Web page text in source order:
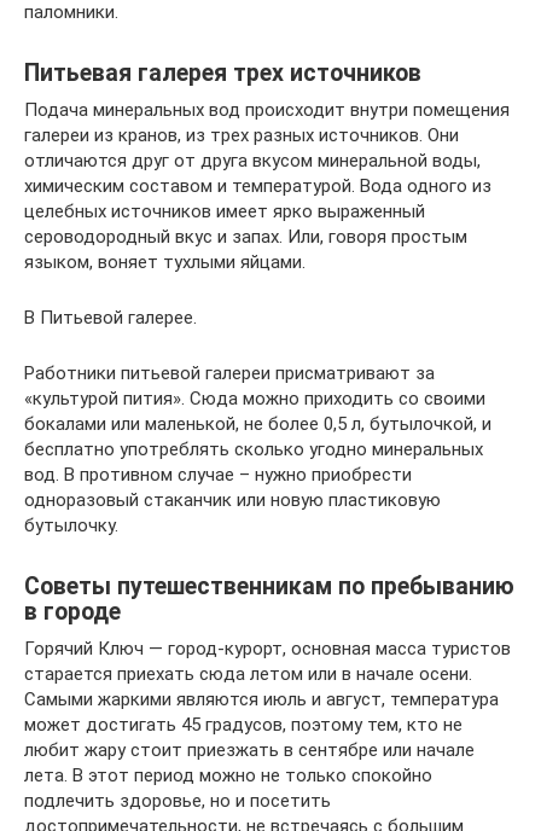
паломники.
Питьевая галерея трех источников
Подача минеральных вод происходит внутри помещения
галереи из кранов, из трех разных источников. Они
отличаются друг от друга вкусом минеральной воды,
химическим составом и температурой. Вода одного из
целебных источников имеет ярко выраженный
сероводородный вкус и запах. Или, говоря простым
языком, воняет тухлыми яйцами.
В Питьевой галерее.
Работники питьевой галереи присматривают за
«культурой пития». Сюда можно приходить со своими
бокалами или маленькой, не более 0,5 л, бутылочкой, и
бесплатно употреблять сколько угодно минеральных
вод. В противном случае – нужно приобрести
одноразовый стаканчик или новую пластиковую
бутылочку.
Советы путешественникам по пребыванию
в городе
Горячий Ключ — город-курорт, основная масса туристов
старается приехать сюда летом или в начале осени.
Самыми жаркими являются июль и август, температура
может достигать 45 градусов, поэтому тем, кто не
любит жару стоит приезжать в сентябре или начале
лета. В этот период можно не только спокойно
подлечить здоровье, но и посетить
достопримечательности, не встречаясь с большим